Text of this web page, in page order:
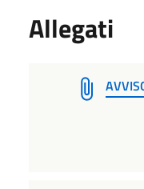
Allegati